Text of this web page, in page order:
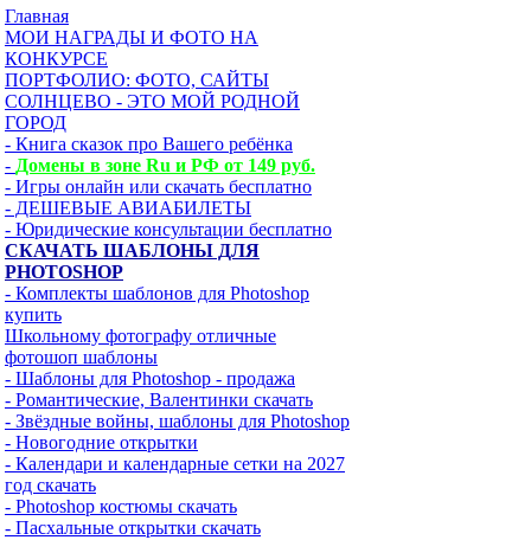
Главная
МОИ НАГРАДЫ И ФОТО НА
КОНКУРСЕ
ПОРТФОЛИО: ФОТО, САЙТЫ
СОЛНЦЕВО - ЭТО МОЙ РОДНОЙ
ГОРОД
- Книга сказок про Вашего ребёнка
- Домены в зоне Ru и РФ от 149 руб.
- Игры онлайн или скачать бесплатно
- ДЕШЕВЫЕ АВИАБИЛЕТЫ
- Юридические консультации бесплатно
СКАЧАТЬ ШАБЛОНЫ ДЛЯ
PHOTOSHOP
- Комплекты шаблонов для Photoshop
купить
Школьному фотографу отличные
фотошоп шаблоны
- Шаблоны для Photoshop - продажа
- Романтические, Валентинки скачать
- Звёздные войны, шаблоны для Photoshop
- Hовогодние открытки
- Календари и календарные сетки на 2027
год скачать
- Photoshop костюмы скачать
- Пасхальные открытки скачать